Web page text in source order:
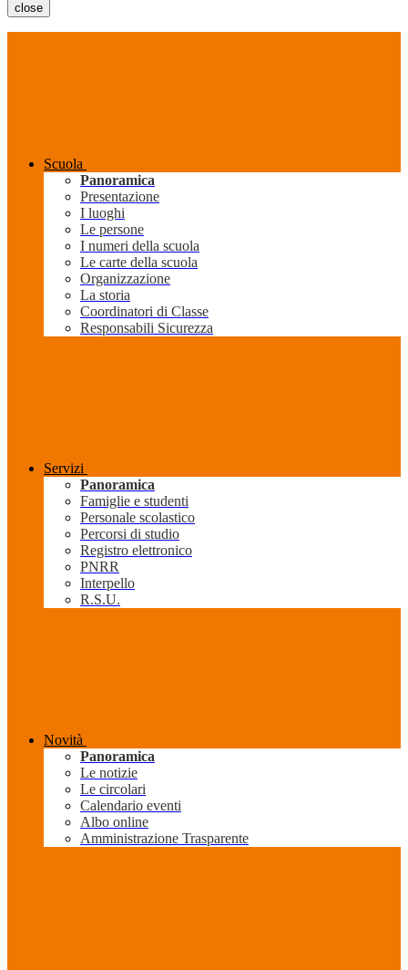
close
Scuola
Panoramica
Presentazione
I luoghi
Le persone
I numeri della scuola
Le carte della scuola
Organizzazione
La storia
Coordinatori di Classe
Responsabili Sicurezza
Servizi
Panoramica
Famiglie e studenti
Personale scolastico
Percorsi di studio
Registro elettronico
PNRR
Interpello
R.S.U.
Novità
Panoramica
Le notizie
Le circolari
Calendario eventi
Albo online
Amministrazione Trasparente